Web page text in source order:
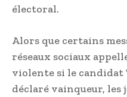
électoral.
Alors que certains
réseaux sociaux
violente si le candidat
déclaré vainqueur, les